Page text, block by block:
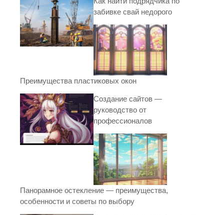
забивке свай недорого
Преимущества пластиковых окон
Создание сайтов —
руководство от
профессионалов
Панорамное остекление — преимущества,
особенности и советы по выбору